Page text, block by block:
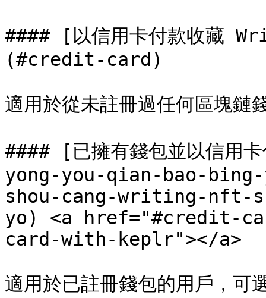
#### [以信用卡付款收藏
(#credit-card)
適用於從未註冊過任何區塊鏈
#### [已擁有錢包並以信
yong-you-qian-bao-
shou-cang-writing-
yo) <a href="#credit-
card-with-keplr"></a>
適用於已註冊錢包的用戶，